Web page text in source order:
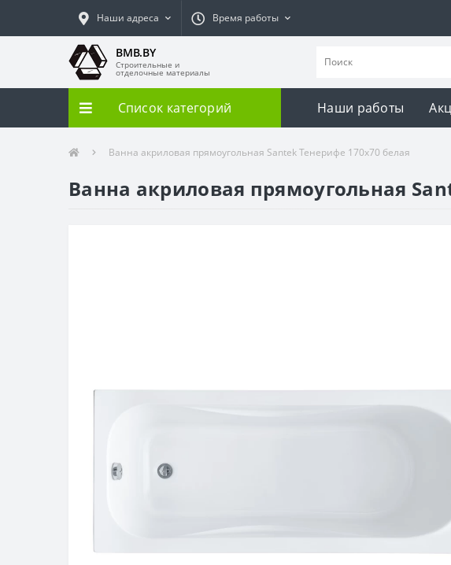
Наши адреса Время работы
BMB.BY
Строительные и
отделочные материалы
Список категорий Наши работы
Ванна акриловая прямоугольная Santek Тенерифе 170х70 белая
Ванна акриловая прямоугольная